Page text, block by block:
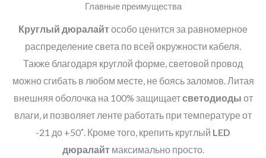
Главные преимущества
Круглый дюралайтособо ценится за равномерное
распределение света по всей окружности кабеля.
Также благодаря круглой форме, световой провод
можно сгибать в любом месте, не боясь заломов. Литая
внешняя оболочка на 100% защищаетсветодиоды от
влаги, и позволяет ленте работать при температуре от
-21 до +50˚. Кроме того, крепить круглый LED
дюралайтмаксимально просто.